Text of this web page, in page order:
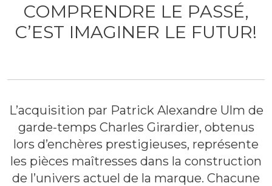
COMPRENDRE LE PASSÉ,
C’EST IMAGINER LE FUTUR!
L’acquisition par Patrick Alexandre Ulm de
garde-temps Charles Girardier, obtenus
lors d’enchères prestigieuses, représente
les pièces maîtresses dans la construction
de l’univers actuel de la marque. Chacune